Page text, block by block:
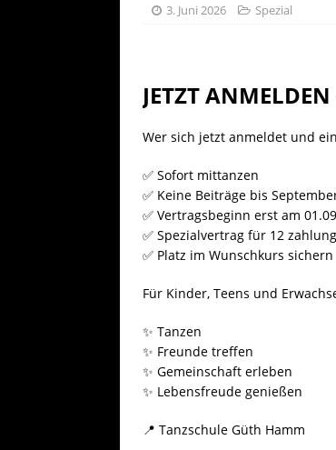
3. Juni 2026 Spezial
JETZT
Wer sich jetzt anmeldet und
✅ Sofort mittanzen
✅ Keine Beiträge bis
✅ Vertragsbeginn erst am
✅ Spezialvertrag für 12
✅ Platz im Wunschkurs sichern
Für Kinder, Teens und
✨ Tanzen
✨ Freunde treffen
✨ Gemeinschaft erleben
✨ Lebensfreude genießen
📍 Tanzschule Güth Hamm